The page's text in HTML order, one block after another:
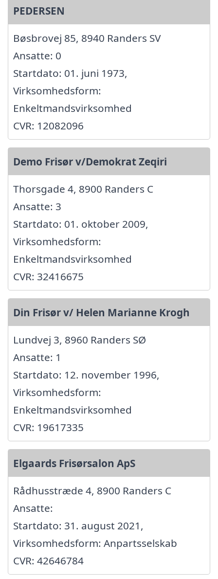
PEDERSEN
Bøsbrovej 85, 8940 Randers SV
Ansatte: 0
Startdato: 01. juni 1973,
Virksomhedsform:
Enkeltmandsvirksomhed
CVR: 12082096
Demo Frisør v/Demokrat Zeqiri
Thorsgade 4, 8900 Randers C
Ansatte: 3
Startdato: 01. oktober 2009,
Virksomhedsform:
Enkeltmandsvirksomhed
CVR: 32416675
Din Frisør v/ Helen Marianne Krogh
Lundvej 3, 8960 Randers SØ
Ansatte: 1
Startdato: 12. november 1996,
Virksomhedsform:
Enkeltmandsvirksomhed
CVR: 19617335
Elgaards Frisørsalon ApS
Rådhusstræde 4, 8900 Randers C
Ansatte:
Startdato: 31. august 2021,
Virksomhedsform: Anpartsselskab
CVR: 42646784